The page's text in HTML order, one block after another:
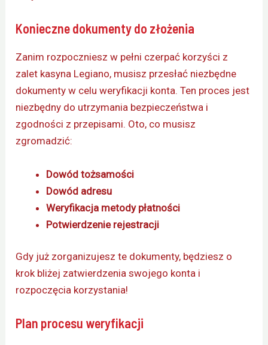
Konieczne dokumenty do złożenia
Zanim rozpoczniesz w pełni czerpać korzyści z
zalet kasyna Legiano, musisz przesłać niezbędne
dokumenty w celu weryfikacji konta. Ten proces jest
niezbędny do utrzymania bezpieczeństwa i
zgodności z przepisami. Oto, co musisz
zgromadzić:
Dowód tożsamości
Dowód adresu
Weryfikacja metody płatności
Potwierdzenie rejestracji
Gdy już zorganizujesz te dokumenty, będziesz o
krok bliżej zatwierdzenia swojego konta i
rozpoczęcia korzystania!
Plan procesu weryfikacji